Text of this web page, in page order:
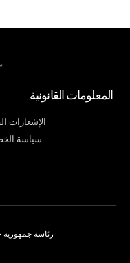
المعلومات القانونية
الإشعارات
سياسة
رئاسة